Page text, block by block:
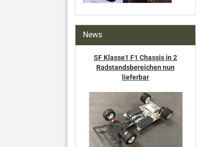
News
SF Klasse1 F1 Chassis in 2
Radstandsbereichen nun
lieferbar